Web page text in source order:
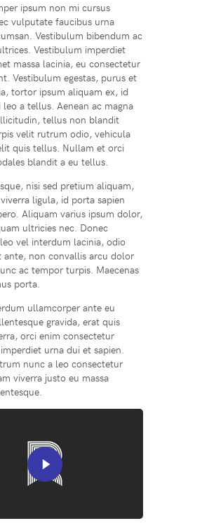
ipsum non mi cursus
vulputate faucibus urna
Vestibulum bibendum ac
Vestibulum imperdiet
massa lacinia, eu consectetur
Vestibulum egestas, purus et
tortor ipsum aliquam ex, id
a tellus. Aenean ac magna
tellus non blandit
velit rutrum odio, vehicula
quis tellus. Nullam et orci
blandit a eu tellus.
nisi sed pretium aliquam,
ligula, id porta sapien
Aliquam varius ipsum dolor,
ultricies nec. Donec
vel interdum lacinia, odio
ante, non convallis arcu dolor
ac tempor turpis. Maecenas
porta.
ullamcorper ante eu
gravida, erat quis
orci enim consectetur
urna dui et sapien.
nunc a leo consectetur
viverra justo eu massa